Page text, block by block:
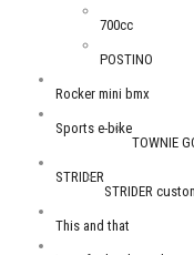
700cc
POSTINO
Rocker mini bmx
Sports e-bike
TOWNIE
STRIDER
STRIDER
This and that